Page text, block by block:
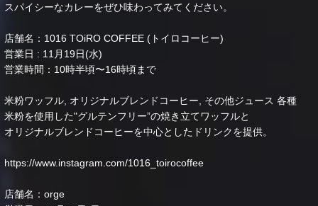
スパイシーなカレーをぜひ味わってみてください。
店舗名：1016 TOiRO COFFEE (トイロコーヒー)
営業日 : 11月19日(水)
営業時間：10時半頃〜16時頃まで
米粉ワッフル, オリジナルブレンドコーヒー, その他ジュース 各種
米粉を使用した"グルテンフリー”の焼き立てワッフルと
オリジナルブレンドコーヒーを中心としたドリンクを提供。
https://www.instagram.com/1016_toirocoffee
店舗名：orge